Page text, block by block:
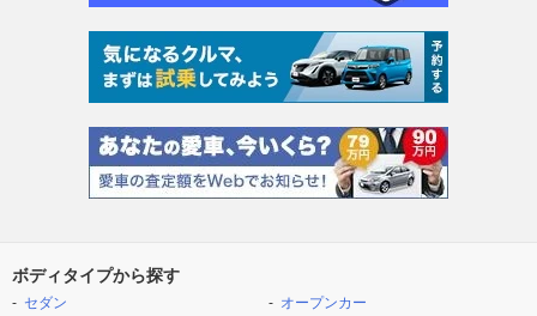
ボディタイプから探す
セダン
オープンカー